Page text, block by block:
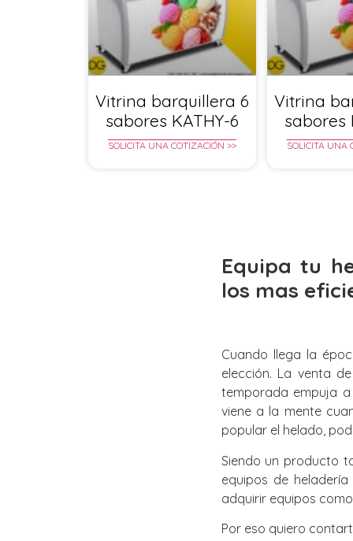
Vitrina barquillera 6
sabores KATHY-6
SOLICITA UNA COTIZACIÓN >>
Vitrina
sabores
SOLICITA UNA
Equipa tu
los mas
Cuando llega la
elección. La venta
temporada empuja
viene a la mente
popular el helado,
Siendo un producto
equipos de
adquirir equipos
Por eso quiero